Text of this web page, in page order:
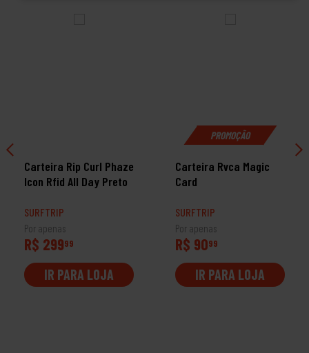
Carteira Rip Curl Phaze
Icon Rfid All Day Preto
SURFTRIP
Por apenas
R$ 29999
IR PARA LOJA
PROMOÇÃO
Carteira Rvca Magic
Card
SURFTRIP
Por apenas
R$ 9099
IR PARA LOJA